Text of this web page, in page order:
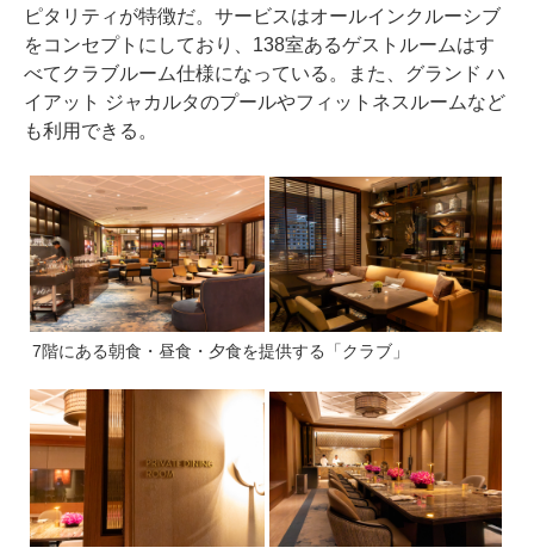
ピタリティが特徴だ。サービスはオールインクルーシブ
をコンセプトにしており、138室あるゲストルームはす
べてクラブルーム仕様になっている。また、グランド ハ
イアット ジャカルタのプールやフィットネスルームなど
も利用できる。
7階にある朝食・昼食・夕食を提供する「クラブ」